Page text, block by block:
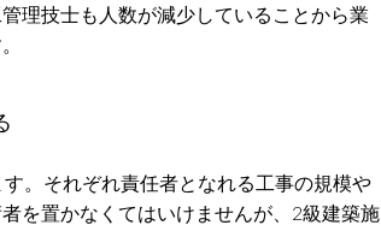
理技士も人数が減少していることから業
。それぞれ責任者となれる工事の規模や
を置かなくてはいけませんが、2級建築施